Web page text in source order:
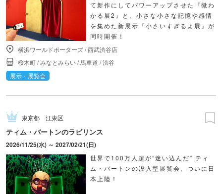
て新作にしてパワーアップさせた『微わ
かる展2』と、小さな小さな記憶や感情
を集めた新展示『小さいすぎるよ展』が
同時開催！
横浜ワールドポーターズ/西武渋谷店
桜木町/みなとみらい/馬車道 /渋谷
展示・展覧会
東京都 江東区
ティム・バートンのラビリンス
2026/11/25(水) ～ 2027/02/21(日)
世界で100万人超が“迷い込んだ” ティ
ム・バートンの没入型展覧会、ついに日
本上陸！